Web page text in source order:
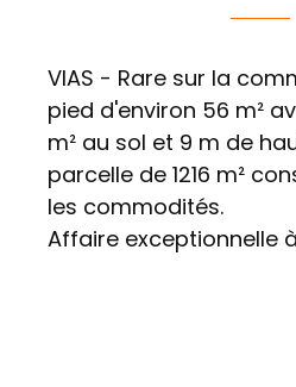
VIAS - Rare sur la
pied d'environ 56 m²
m² au sol et 9 m de
parcelle de 1216 m²
les commodités.
Affaire exceptionnelle